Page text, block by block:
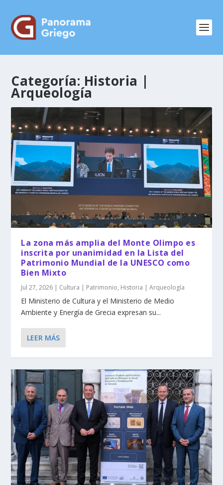
Categoría: Historia |
Arqueología
La zona más amplia del Monte Olimpo es
inscrita por unanimidad en la Lista del
Patrimonio Mundial de la UNESCO como
Bien Mixto
Jul 27, 2026 | Cultura | Patrimonio, Historia | Arqueología
El Ministerio de Cultura y el Ministerio de Medio
Ambiente y Energía de Grecia expresan su...
LEER MÁS